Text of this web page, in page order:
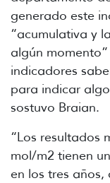
generado este
“acumulativa y
algún
indicadores
para indicar
sostuvo Braian.
“Los resultados
mol/m2 tienen
en los tres años,